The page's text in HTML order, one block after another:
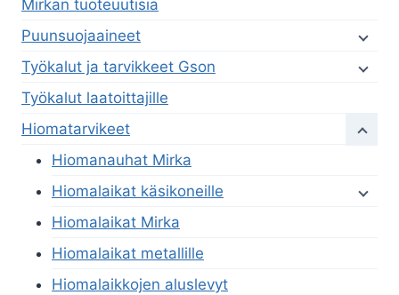
Mirkan tuoteuutisia
Puunsuojaaineet
Työkalut ja tarvikkeet Gson
Työkalut laatoittajille
Hiomatarvikeet
Hiomanauhat Mirka
Hiomalaikat käsikoneille
Hiomalaikat Mirka
Hiomalaikat metallille
Hiomalaikkojen aluslevyt